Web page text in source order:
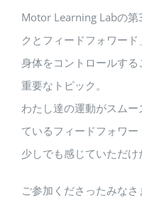
Motor Learning Labの第
クとフィードフォワード
身体をコントロールす
重要なトピック。
わたし達の運動がスム
ているフィードフォワ
少しでも感じていただけ
ご参加くださったみな